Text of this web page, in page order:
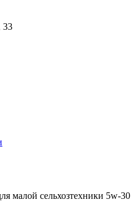
33
малой сельхозтехники 5w-30